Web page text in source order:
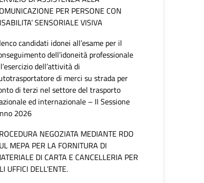
PER PERSONE CON
SENSORIALE VISIVA
candidati idonei all’esame per il
dell’idoneità professionale
dell’attività di
di merci su strada per
di terzi nel settore del trasporto
ed internazionale – II Sessione
2026
NEGOZIATA MEDIANTE RDO
MEPA PER LA FORNITURA DI
DI CARTA E CANCELLERIA PER
UFFICI DELL’ENTE.